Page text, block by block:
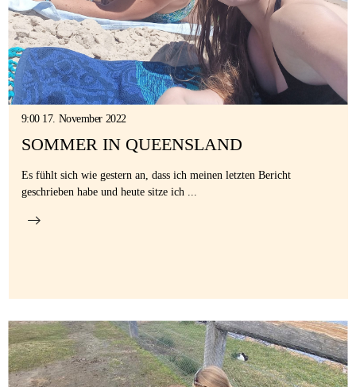
9:00 17. November 2022
SOMMER IN QUEENSLAND
Es fühlt sich wie gestern an, dass ich meinen letzten Bericht
geschrieben habe und heute sitze ich ...